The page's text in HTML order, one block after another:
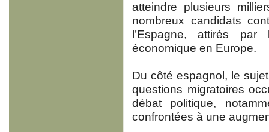
atteindre plusieurs
nombreux candidats
l’Espagne, attirés par
économique en Europe.
Du côté espagnol, le
questions migratoires
débat politique,
confrontées à une